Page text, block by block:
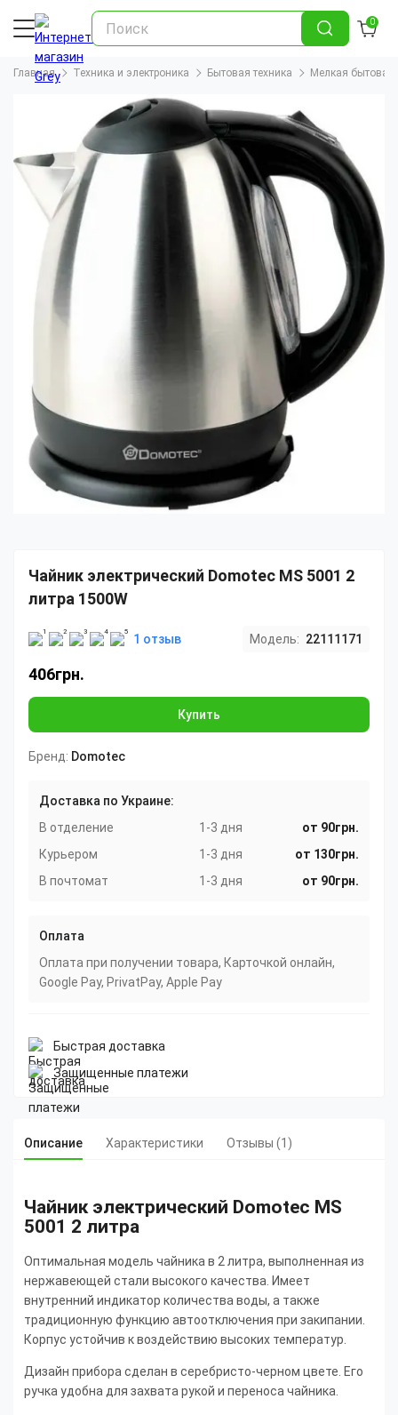
0
Главная Техника и электроника Бытовая техника Мелкая бытовая
Чайник электрический Domotec MS 5001 2
литра 1500W
1 отзыв Модель: 22111171
406грн.
Купить
Бренд: Domotec
Доставка по Украине:
В отделение
1-3 дня
от 90грн.
Курьером
1-3 дня
от 130грн.
В почтомат
1-3 дня от 90грн.
Оплата
Оплата при получении товара, Карточкой онлайн,
Google Pay, PrivatPay, Apple Pay
Быстрая доставка
Защищенные платежи
Описание Характеристики Отзывы (1)
Чайник электрический Domotec MS
5001 2 литра
Оптимальная модель чайника в 2 литра, выполненная из
нержавеющей стали высокого качества. Имеет
внутренний индикатор количества воды, а также
традиционную функцию автоотключения при закипании.
Корпус устойчив к воздействию высоких температур.
Дизайн прибора сделан в серебристо-черном цвете. Его
ручка удобна для захвата рукой и переноса чайника.